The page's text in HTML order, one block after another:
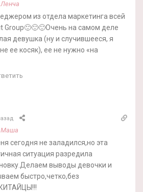
Ленча
из отдела маркетинга всей
Group🙂🙂🙂Очень на самом деле
девушка (ну и случившееся, я
ее косяк), ее не нужно «на
Маша
сегодня не заладился,но эта
ситуация разредила
выводы девочки и
быстро,четко,без